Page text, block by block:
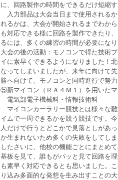
に、回路製作の時間をできるだけ短縮
入力部品は大会当日まで使用される
れるかは、大会が開始されるまでわか
も対応できる様に回路を製作できたり
るには、多くの練習の時間が必要になり
大会の後の活動：モノコンで得た技術
イに素早くできるようになりました！
なってしまいましたが、来年に向けて
勝へ向けて、モノコンと同時進行で努力
⑤新マイコン（ＲＡ４Ｍ１）を用いた
電気部電子機械科・情報技術科
マイコンカーラリー競技とは様々な
イムで一周できるかを競う競技です。
人だけで行うとどこかで見落としがあ
か生まれないため多くの失敗をしてし
したさいに、他校の機能ごとにまとめ
基板を見て、誰もがパッと見て回路を
も素早く対応できるとも思いました。
り込み多面的な発想を生み出すことの